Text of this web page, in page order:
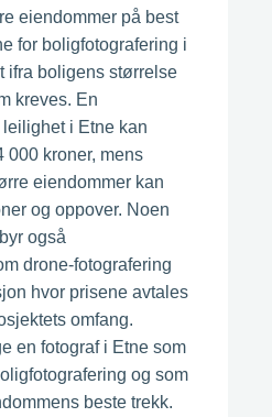
eiendommer på best
for boligfotografering i
ifra boligens størrelse
kreves. En
i Etne kan
000 kroner, mens
eiendommer kan
og oppover. Noen
også
drone-fotografering
hvor prisene avtales
omfang.
en fotograf i Etne som
og som
beste trekk.